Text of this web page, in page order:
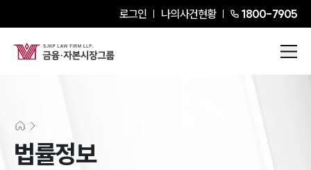
로그인 나의사건현황 1800-7905
법률정보